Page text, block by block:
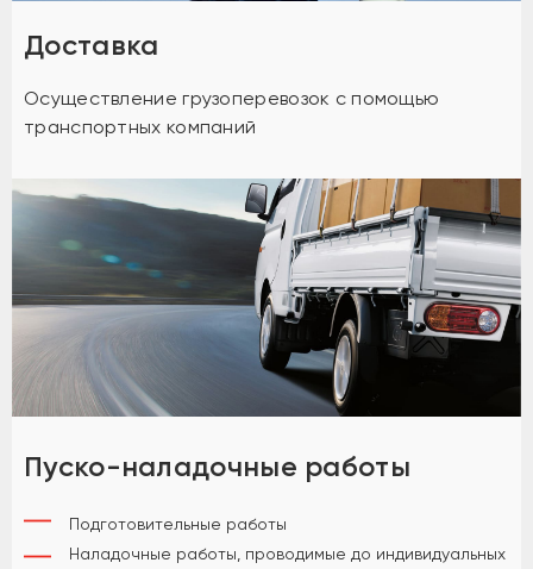
Доставка
Осуществление грузоперевозок с помощью
транспортных компаний
Пуско-наладочные работы
Подготовительные работы
Наладочные работы, проводимые до индивидуальных